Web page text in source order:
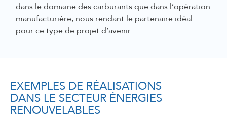
dans le domaine des carburants que dans l’opération
manufacturière, nous rendant le partenaire idéal
pour ce type de projet d’avenir.
EXEMPLES DE RÉALISATIONS
DANS LE SECTEUR ÉNERGIES
RENOUVELABLES